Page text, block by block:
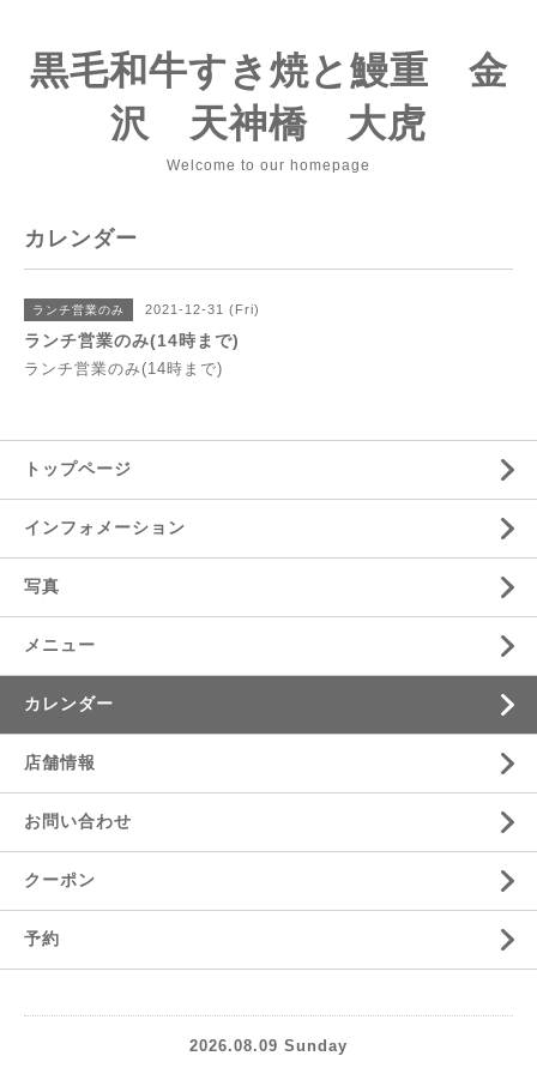
黒毛和牛すき焼と鰻重 金
沢 天神橋 大虎
Welcome to our homepage
カレンダー
ランチ営業のみ 2021-12-31 (Fri)
ランチ営業のみ(14時まで)
ランチ営業のみ(14時まで)
トップページ
インフォメーション
写真
メニュー
カレンダー
店舗情報
お問い合わせ
クーポン
予約
2026.08.09 Sunday